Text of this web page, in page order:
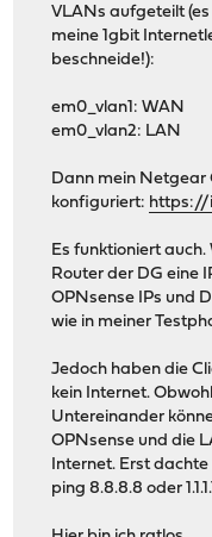
VLANs aufgeteilt
meine 1gbit
beschneide!):
em0_vlan1: WAN
em0_vlan2: LAN
Dann mein Netgear
konfiguriert: https://
Es funktioniert
Router der DG eine
OPNsense IPs und
wie in meiner
Jedoch haben die
kein Internet.
Untereinander
OPNsense und die
Internet. Erst
ping 8.8.8.8 oder